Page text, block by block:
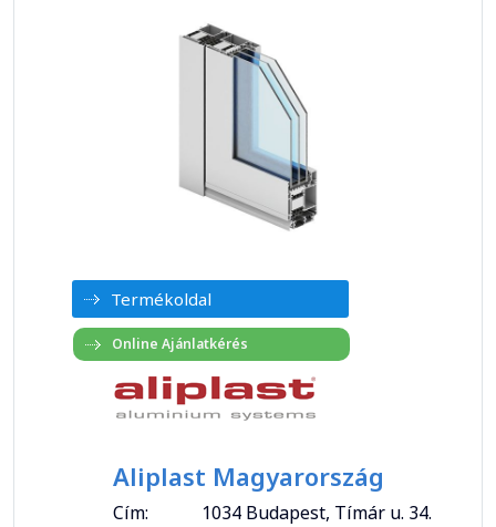
Termékoldal
Aliplast Magyarország
Cím:
1034 Budapest, Tímár u. 34.